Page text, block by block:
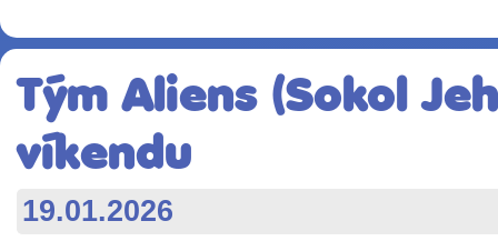
Tým Aliens (Sokol
víkendu
19.01.2026